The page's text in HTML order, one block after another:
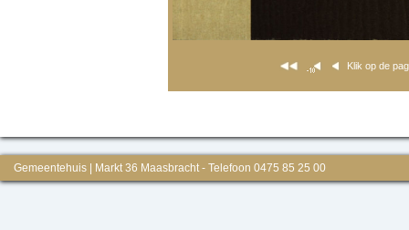
Klik op de
Gemeentehuis | Markt 36 Maasbracht - Telefoon 0475 85 25 00